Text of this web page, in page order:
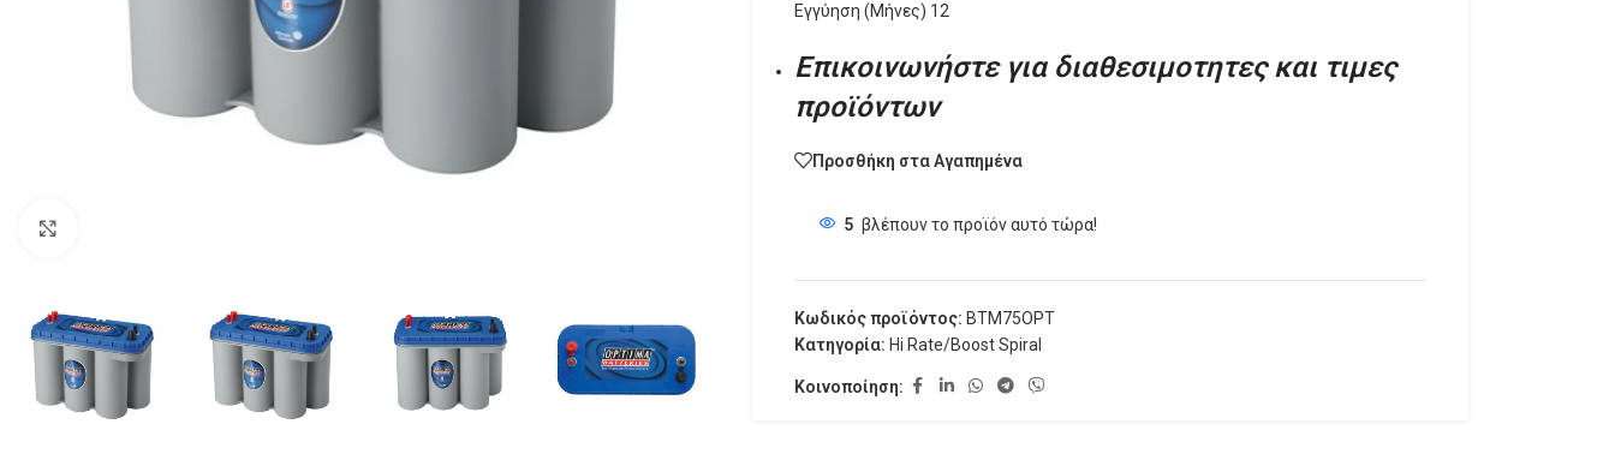
Εγγύηση (Μήνες) 12
Επικοινωνήστε για διαθεσιμοτητες και τιμες
προϊόντων
Προσθήκη στα Αγαπημένα
5 βλέπουν το προϊόν αυτό τώρα!
Κωδικός προϊόντος: BTM75OPT
Κατηγορία: Hi Rate/Boost Spiral
Κοινοποίηση: